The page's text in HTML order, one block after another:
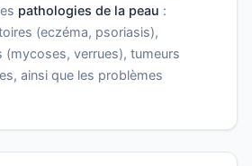
pathologies de la peau :
(eczéma, psoriasis),
(mycoses, verrues), tumeurs
ainsi que les problèmes